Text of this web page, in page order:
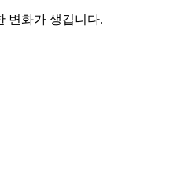
변화가 생깁니다.